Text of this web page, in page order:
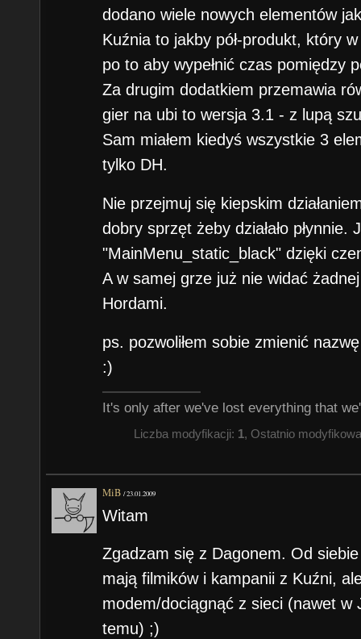
dodano wiele nowych elementów
Kuźnia to jakby pół-produkt, który
po to aby wypełnić czas pomiędzy
Za drugim dodatkiem przemawia
gier na ubi to wersja 3.1 - z lupą
Sam miałem kiedyś wszystkie 3
tylko DH.
Nie przejmuj się kiepskim
dobry sprzęt żeby działało
"MainMenu_static_black" dzięki
A w samej grze już nie widać
Hordami.
ps. pozwoliłem sobie zmienić
:)
It's only after we've lost everything that
Liczba modyfikacji: 1, Ostatnio
MiB /23.01.2009
Witam
Zgadzam się z Dagonem. Od
mają filmików i kampanii z Kuźni,
modem/dociągnąć z sieci (nawet w
temu) ;)